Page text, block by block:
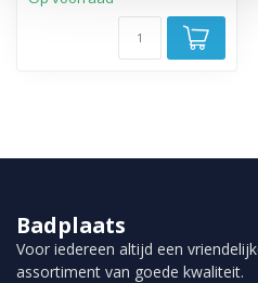
Badplaats
Voor iedereen altijd een
assortiment van goede kwaliteit.